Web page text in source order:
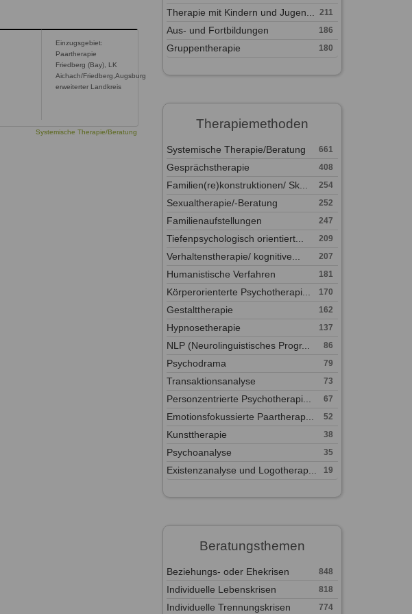
Einzugsgebiet:
Paartherapie
Friedberg (Bay), LK
Aichach/Friedberg,Augsburg
erweiterter Landkreis
Systemische Therapie/Beratung
Therapie mit Kindern und Jugen... 211
Aus- und Fortbildungen 186
Gruppentherapie 180
Therapiemethoden
Systemische Therapie/Beratung 661
Gesprächstherapie 408
Familien(re)konstruktionen/ Sk... 254
Sexualtherapie/-Beratung 252
Familienaufstellungen 247
Tiefenpsychologisch orientiert... 209
Verhaltenstherapie/ kognitive... 207
Humanistische Verfahren 181
Körperorienterte Psychotherapi... 170
Gestalttherapie 162
Hypnosetherapie 137
NLP (Neurolinguistisches Progr... 86
Psychodrama 79
Transaktionsanalyse 73
Personzentrierte Psychotherapi... 67
Emotionsfokussierte Paartherap... 52
Kunsttherapie 38
Psychoanalyse 35
Existenzanalyse und Logotherap... 19
Beratungsthemen
Beziehungs- oder Ehekrisen 848
Individuelle Lebenskrisen 818
Individuelle Trennungskrisen 774